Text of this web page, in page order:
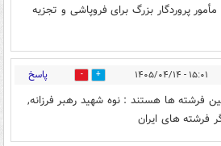
پروردگار بزرگ برای فروپاشی و تجزیه
۱۵:۰۱ - ۱۴۰۵/۰۴/۱۴ 20 پاسخ
فرشته ها هستند : نوه شهید رهبر فرزانه,
فرشته های ایران